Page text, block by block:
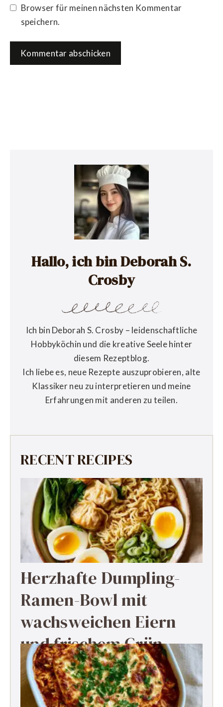
Browser für meinen nächsten Kommentar
speichern.
Hallo, ich bin Deborah S.
Crosby
Ich bin Deborah S. Crosby – leidenschaftliche
Hobbyköchin und die kreative Seele hinter
diesem Rezeptblog.
Ich liebe es, neue Rezepte auszuprobieren, alte
Klassiker neu zu interpretieren und meine
Erfahrungen mit anderen zu teilen.
RECENT RECIPES
Herzhafte Dumpling-
Ramen-Bowl mit
wachsweichen Eiern
und frischem Grün